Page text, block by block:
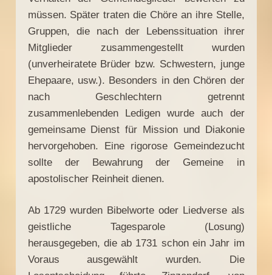
müssen. Später traten die Chöre an ihre Stelle,
Gruppen, die nach der Lebenssituation ihrer
Mitglieder zusammengestellt wurden
(unverheiratete Brüder bzw. Schwestern, junge
Ehepaare, usw.). Besonders in den Chören der
nach Geschlechtern getrennt
zusammenlebenden Ledigen wurde auch der
gemeinsame Dienst für Mission und Diakonie
hervorgehoben. Eine rigorose Gemeindezucht
sollte der Bewahrung der Gemeine in
apostolischer Reinheit dienen.
Ab 1729 wurden Bibelworte oder Liedverse als
geistliche Tagesparole (Losung)
herausgegeben, die ab 1731 schon ein Jahr im
Voraus ausgewählt wurden. Die